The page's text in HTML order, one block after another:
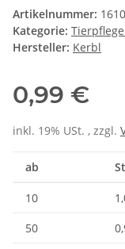
Artikelnummer:
Kategorie:
Hersteller: Kerbl
0,99 €
inkl. 19% USt. , zzgl.
ab
10
50